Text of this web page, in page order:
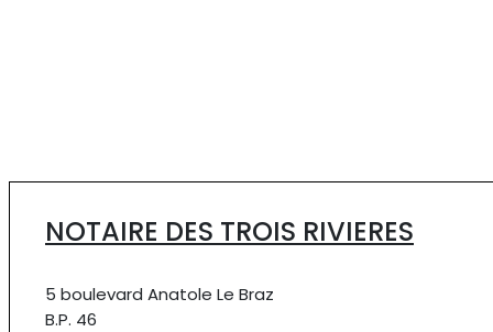
NOTAIRE DES TROIS RIVIERES
5 boulevard Anatole Le Braz
B.P. 46